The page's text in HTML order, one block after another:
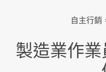
自主行銷
製造業作